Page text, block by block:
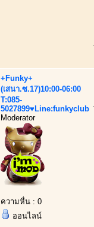
+Funky+
(เสนา.ซ.17)10:00-06:00
T:085-
5027899♥Line:funkyclub
Moderator
ความหื่น : 0
ออนไลน์